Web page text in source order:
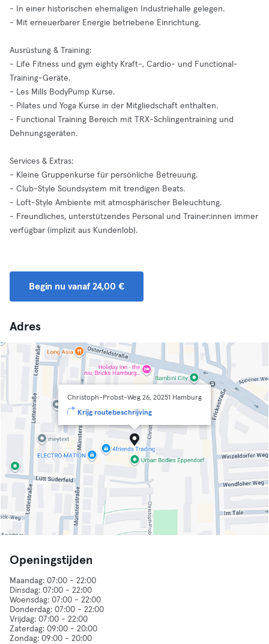
- In einer historischen ehemaligen Industriehalle gelegen.
- Mit erneuerbarer Energie betriebene Einrichtung.
Ausrüstung & Training:
- Life Fitness und gym eighty Kraft-, Cardio- und Functional-
Training-Geräte.
- Les Mills BodyPump Kurse.
- Pilates und Yoga Kurse in der Mitgliedschaft enthalten.
- Functional Training Bereich mit TRX-Schlingentraining und
Dehnungsgeräten.
Services & Extras:
- Kleine Gruppenkurse für persönliche Betreuung.
- Club-Style Soundsystem mit trendigen Beats.
- Loft-Style Ambiente mit atmosphärischer Beleuchtung.
- Freundliches, unterstützendes Personal und Trainer:innen immer
verfügbar (implizit aus Kundenlob).
Begin nu vanaf 24,00 €
Adres
Christoph-Probst-Weg 26, 20251 Hamburg
Krijg routebeschrijving
Openingstijden
Maandag: 07:00 - 22:00
Dinsdag: 07:00 - 22:00
Woensdag: 07:00 - 22:00
Donderdag: 07:00 - 22:00
Vrijdag: 07:00 - 22:00
Zaterdag: 09:00 - 20:00